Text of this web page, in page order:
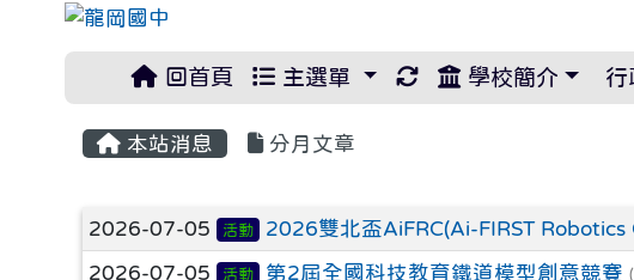
回首頁 主選單 重新取得佈景設定
學校簡介 行
本站消息 分月文章
文章列表
2026-07-05 活動 2026雙北盃AiFRC(Ai-FIRST
2026-07-05 活動 第2屆全國科技教育鐵道模型創意競賽 (